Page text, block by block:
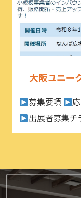
大阪ユニー
募集要項
出展者募集チ